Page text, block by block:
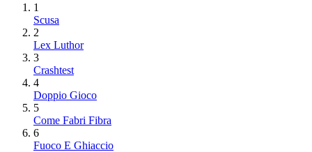
1
Scusa
2
Lex Luthor
3
Crashtest
4
Doppio Gioco
5
Come Fabri Fibra
6
Fuoco E Ghiaccio